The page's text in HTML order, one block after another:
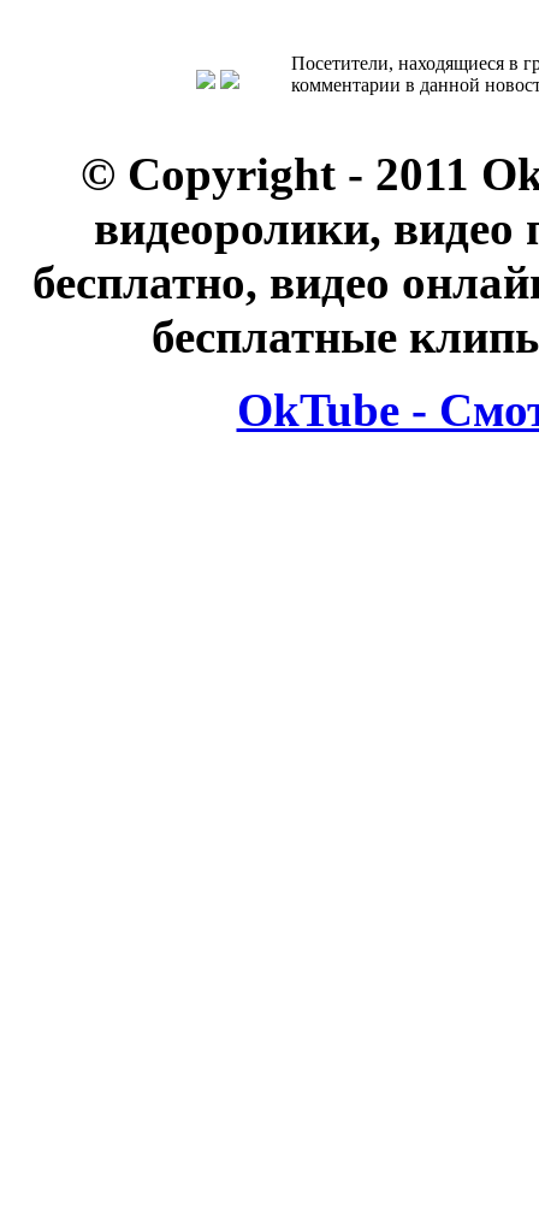
Посетители, находящиеся в
комментарии в данной
© Copyright - 2011
видеоролики, видео
бесплатно, видео
бесплатные
OkTube -